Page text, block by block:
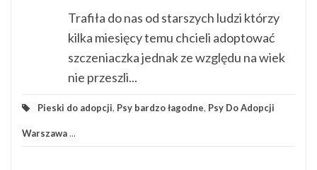
Trafiła do nas od starszych ludzi którzy
kilka miesięcy temu chcieli adoptować
szczeniaczka jednak ze względu na wiek
nie przeszli...
Pieski do adopcji, Psy bardzo łagodne, Psy Do Adopcji
Warszawa...